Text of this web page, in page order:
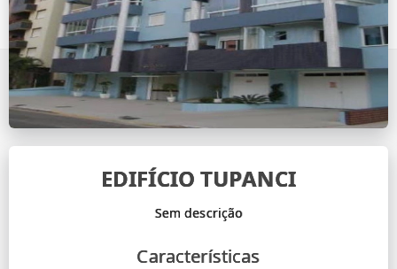
EDIFÍCIO TUPANCI
Sem descrição
Características